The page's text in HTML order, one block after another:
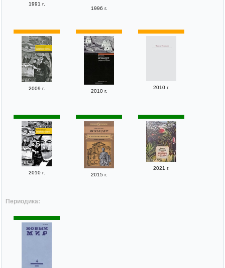
1991 г.
1996 г.
2009 г. 2010 г.
2010 г.
2010 г. 2015 г.
2021 г.
Периодика: